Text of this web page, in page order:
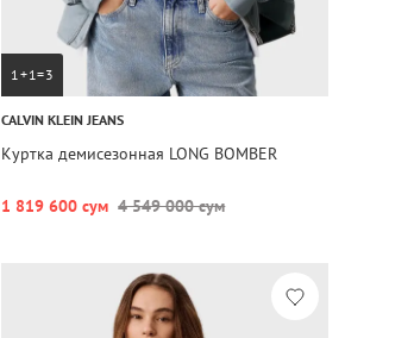
1+1=3
CALVIN KLEIN JEANS
Куртка демисезонная LONG BOMBER
1 819 600 сум 4 549 000 сум